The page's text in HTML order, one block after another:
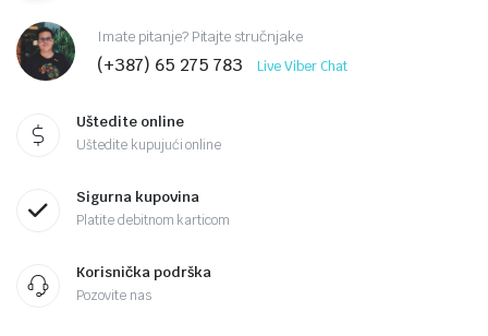
Imate pitanje? Pitajte stručnjake
(+387) 65 275 783 Live Viber Chat
Uštedite online
Uštedite kupujući online
Sigurna kupovina
Platite debitnom karticom
Korisnička podrška
Pozovite nas